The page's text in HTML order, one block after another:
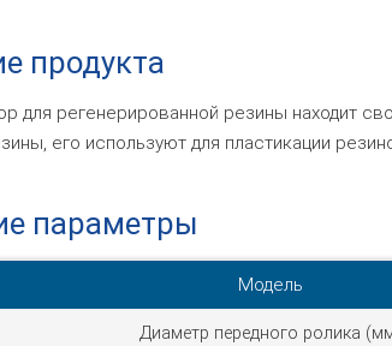
продукта
для регенерированной резины находит
его используют для пластикации
параметры
Модель
Диаметр передного ролика